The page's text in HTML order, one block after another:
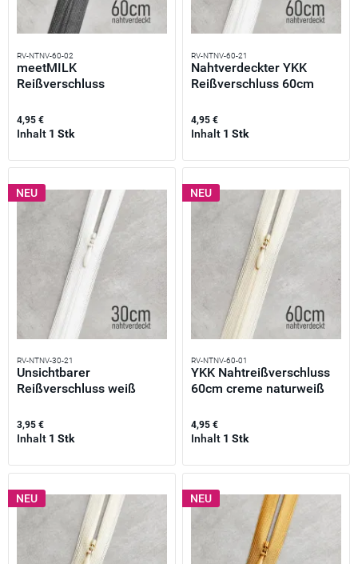
RV-NTNV-60-02
meetMILK
Reißverschluss
4,95 €
Inhalt 1 Stk
RV-NTNV-60-21
Nahtverdeckter YKK
Reißverschluss 60cm
4,95 €
Inhalt 1 Stk
NEU
RV-NTNV-30-21
Unsichtbarer
Reißverschluss weiß
3,95 €
Inhalt 1 Stk
NEU
RV-NTNV-60-01
YKK Nahtreißverschluss
60cm creme naturweiß
4,95 €
Inhalt 1 Stk
NEU NEU